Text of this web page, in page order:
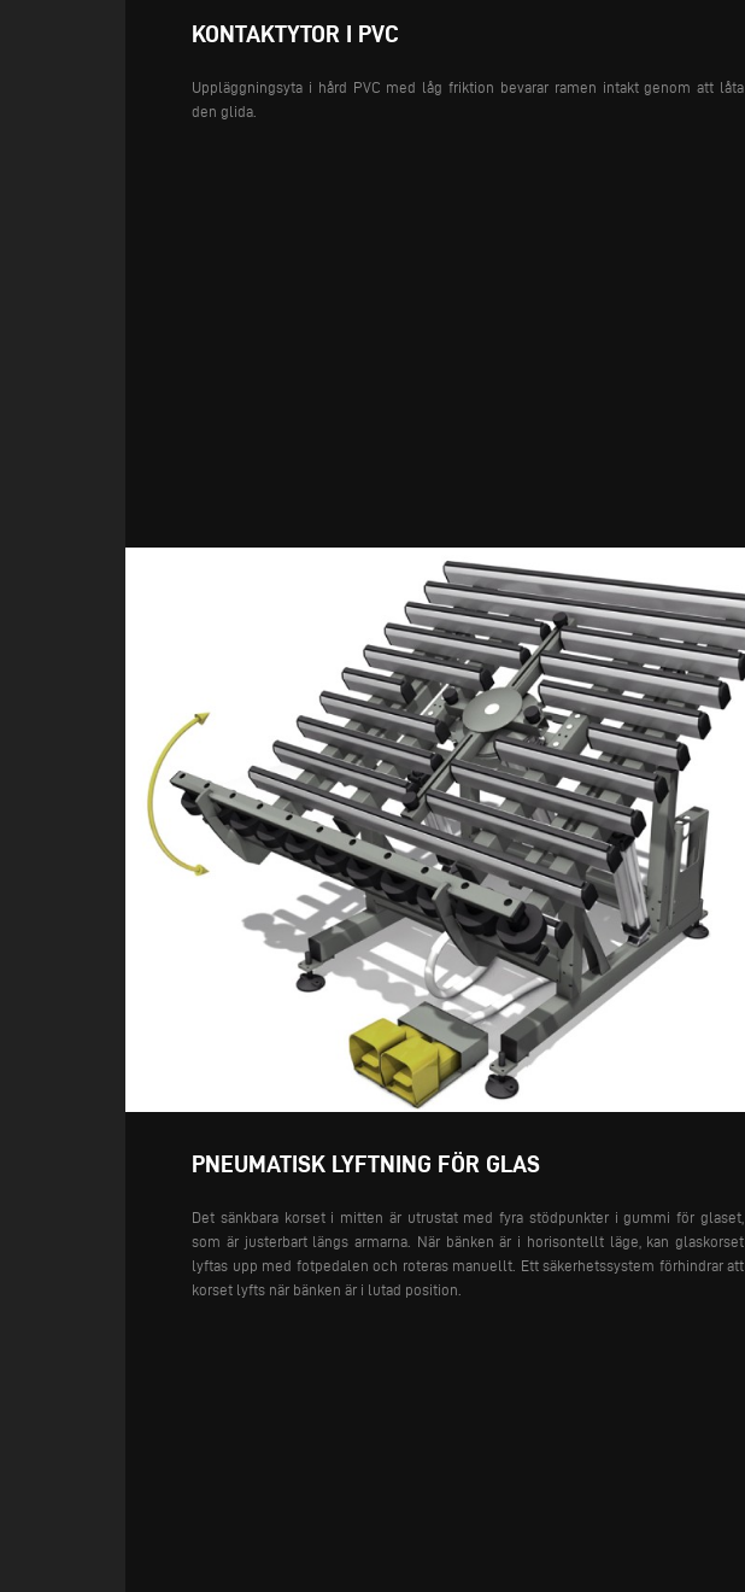
KONTAKTYTOR I PVC
Uppläggningsyta i hård PVC med låg friktion bevarar ramen intakt genom att låta
den glida.
PNEUMATISK LYFTNING FÖR GLAS
Det sänkbara korset i mitten är utrustat med fyra stödpunkter i gummi för glaset,
som är justerbart längs armarna. När bänken är i horisontellt läge, kan glaskorset
lyftas upp med fotpedalen och roteras manuellt. Ett säkerhetssystem förhindrar att
korset lyfts när bänken är i lutad position.